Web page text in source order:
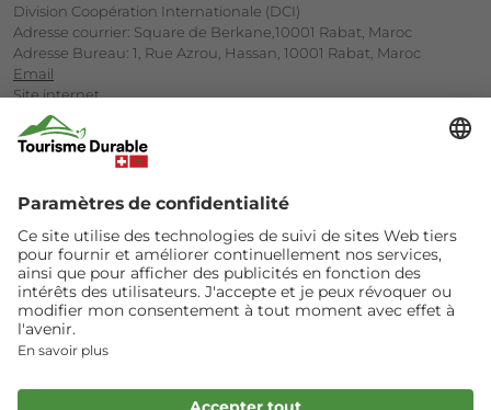
Division Coopération Internationale (DCI)
Adresse courrier: Square de Berkane,10001 Rabat, Maroc
Adresse Bureau: 1, Rue Azrou, Hassan, 10001 Rabat, Maroc
Email
Site internet
Société Marocaine d’Ingénierie Touristique (SMIT)
Avenue Annakhil, Centre d’Affaires Hay Riad, Rabat
Site internet